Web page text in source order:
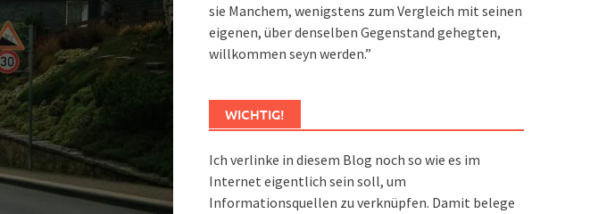
sie Manchem, wenigstens zum Vergleich mit seinen
eigenen, über denselben Gegenstand gehegten,
willkommen seyn werden.”
WICHTIG!
Ich verlinke in diesem Blog noch so wie es im
Internet eigentlich sein soll, um
Informationsquellen zu verknüpfen. Damit belege